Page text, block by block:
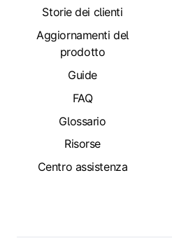
Storie dei clienti
Aggiornamenti del
prodotto
Guide
FAQ
Glossario
Risorse
Centro assistenza